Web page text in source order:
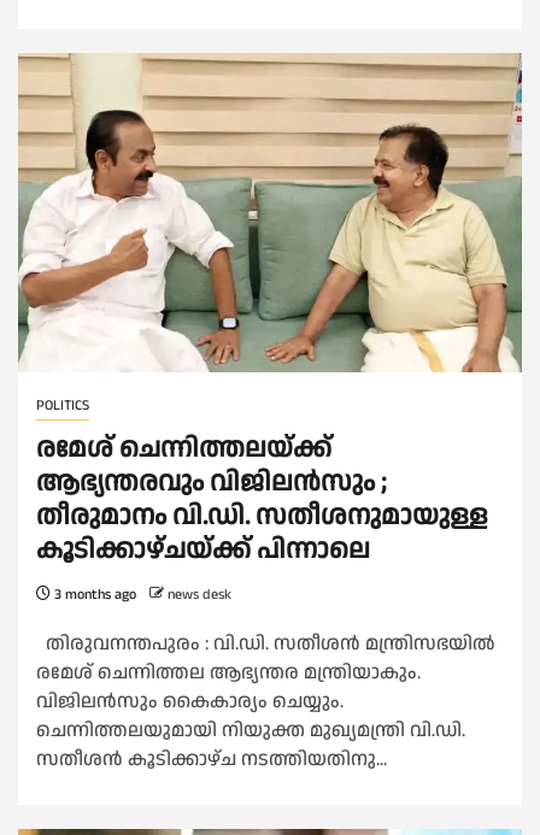
POLITICS
രമേശ് ചെന്നിത്തലയ്ക്ക്
ആഭ്യന്തരവും വിജിലൻസും ;
തീരുമാനം വി.ഡി. സതീശനുമായുള്ള
കൂടിക്കാഴ്ചയ്ക്ക് പിന്നാലെ
3 months ago news desk
തിരുവനന്തപുരം : വി.ഡി. സതീശൻ മന്ത്രിസഭയിൽ
രമേശ് ചെന്നിത്തല ആഭ്യന്തര മന്ത്രിയാകും.
വിജിലൻസും കൈകാര്യം ചെയ്യും.
ചെന്നിത്തലയുമായി നിയുക്ത മുഖ്യമന്ത്രി വി.ഡി.
സതീശൻ കൂടിക്കാഴ്ച നടത്തിയതിനു...